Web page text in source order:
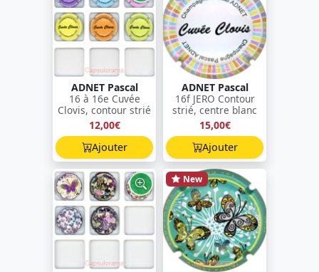
ADNET Pascal
16 à 16e Cuvée
Clovis, contour strié
12,00€
Ajouter
ADNET Pascal
16f JERO Contour
strié, centre blanc
15,00€
Ajouter
New